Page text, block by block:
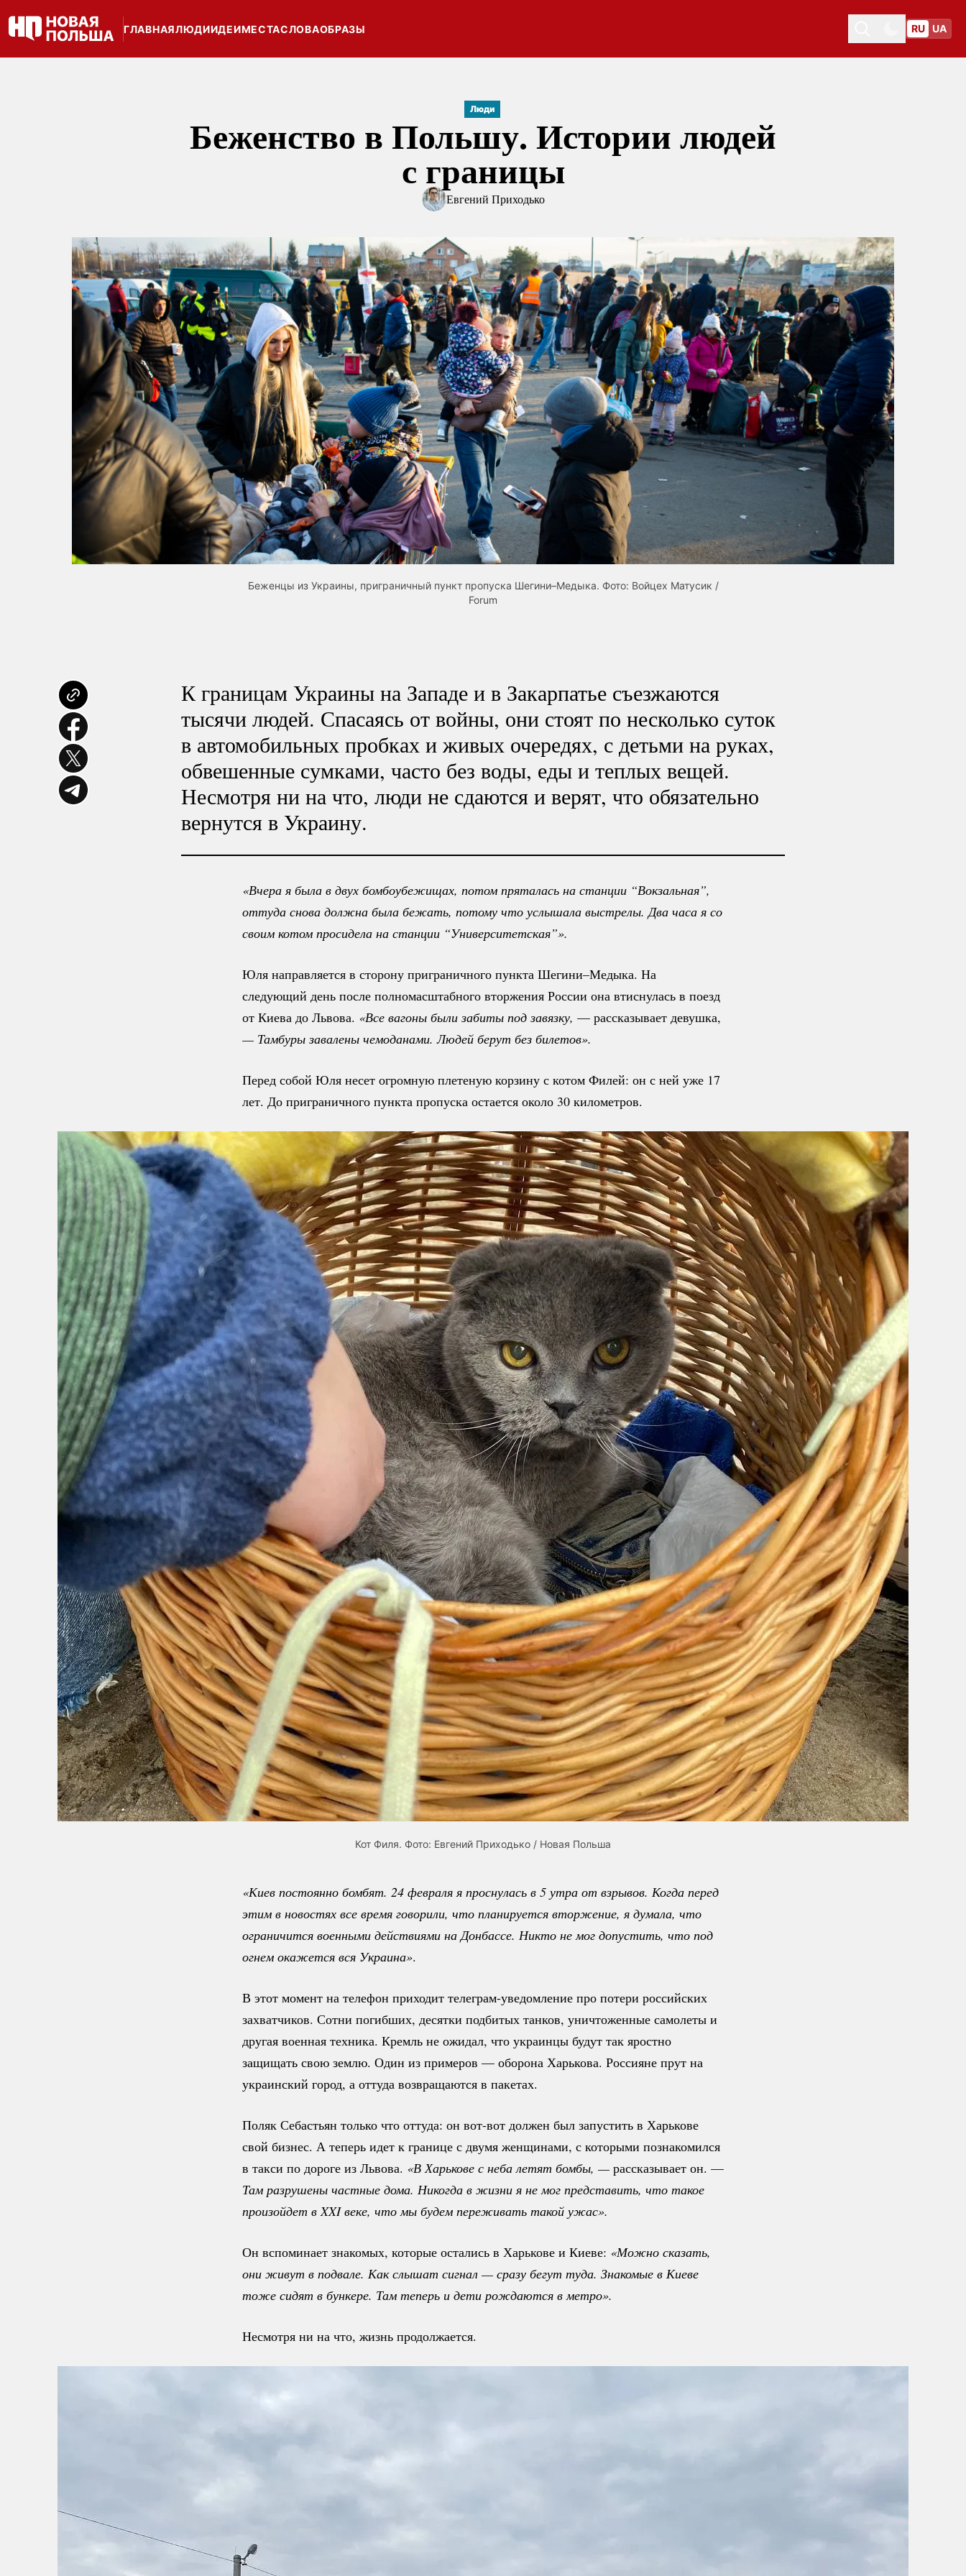
ГЛАВНАЯЛЮДИИДЕИМЕСТАСЛОВАОБРАЗЫ
Toggle themeToggle theme
RU UA
Люди
Беженство в Польшу. Истории людей
с границы
Евгений Приходько
Беженцы из Украины, приграничный пункт пропуска Шегини–Медыка. Фото: Войцех Матусик /
Forum
К границам Украины на Западе и в Закарпатье съезжаются
тысячи людей. Спасаясь от войны, они стоят по несколько суток
в автомобильных пробках и живых очередях, с детьми на руках,
обвешенные сумками, часто без воды, еды и теплых вещей.
Несмотря ни на что, люди не сдаются и верят, что обязательно
вернутся в Украину.
«Вчера я была в двух бомбоубежищах, потом пряталась на станции “Вокзальная”,
оттуда снова должна была бежать, потому что услышала выстрелы. Два часа я со
своим котом просидела на станции “Университетская”».
Юля направляется в сторону приграничного пункта Шегини–Медыка. На
следующий день после полномасштабного вторжения России она втиснулась в поезд
от Киева до Львова. «Все вагоны были забиты под завязку, — рассказывает девушка,
— Тамбуры завалены чемоданами. Людей берут без билетов».
Перед собой Юля несет огромную плетеную корзину с котом Филей: он с ней уже 17
лет. До приграничного пункта пропуска остается около 30 километров.
Кот Филя. Фото: Евгений Приходько / Новая Польша
«Киев постоянно бомбят. 24 февраля я проснулась в 5 утра от взрывов. Когда перед
этим в новостях все время говорили, что планируется вторжение, я думала, что
ограничится военными действиями на Донбассе. Никто не мог допустить, что под
огнем окажется вся Украина».
В этот момент на телефон приходит телеграм-уведомление про потери российских
захватчиков. Сотни погибших, десятки подбитых танков, уничтоженные самолеты и
другая военная техника. Кремль не ожидал, что украинцы будут так яростно
защищать свою землю. Один из примеров — оборона Харькова. Россияне прут на
украинский город, а оттуда возвращаются в пакетах.
Поляк Себастьян только что оттуда: он вот-вот должен был запустить в Харькове
свой бизнес. А теперь идет к границе с двумя женщинами, с которыми познакомился
в такси по дороге из Львова. «В Харькове с неба летят бомбы, — рассказывает он. —
Там разрушены частные дома. Никогда в жизни я не мог представить, что такое
произойдет в XXI веке, что мы будем переживать такой ужас».
Он вспоминает знакомых, которые остались в Харькове и Киеве: «Можно сказать,
они живут в подвале. Как слышат сигнал — сразу бегут туда. Знакомые в Киеве
тоже сидят в бункере. Там теперь и дети рождаются в метро».
Несмотря ни на что, жизнь продолжается.